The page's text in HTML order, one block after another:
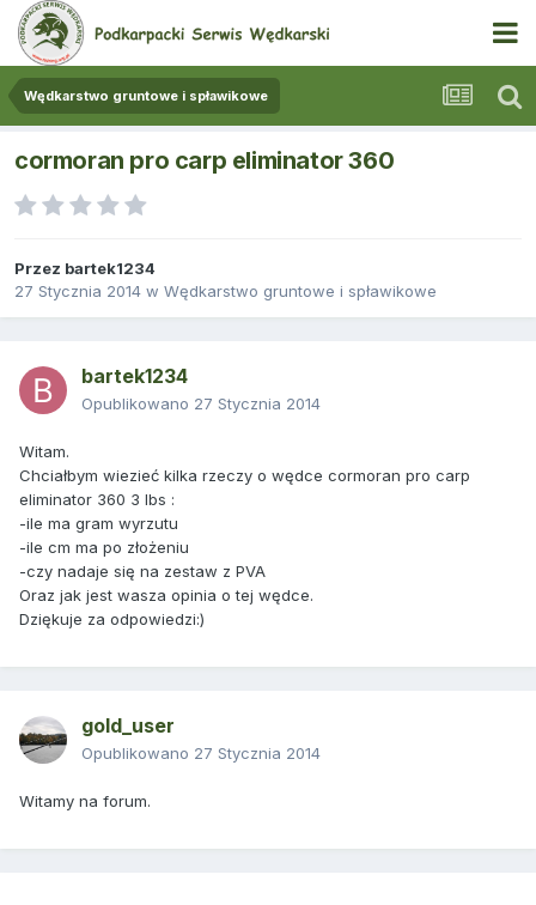
Wędkarstwo gruntowe i spławikowe
cormoran pro carp eliminator 360
Przez bartek1234
27 Stycznia 2014 w Wędkarstwo gruntowe i spławikowe
bartek1234
Opublikowano 27 Stycznia 2014
Witam.
Chciałbym wiezieć kilka rzeczy o wędce cormoran pro carp
eliminator 360 3 lbs :
-ile ma gram wyrzutu
-ile cm ma po złożeniu
-czy nadaje się na zestaw z PVA
Oraz jak jest wasza opinia o tej wędce.
Dziękuje za odpowiedzi:)
gold_user
Opublikowano 27 Stycznia 2014
Witamy na forum.